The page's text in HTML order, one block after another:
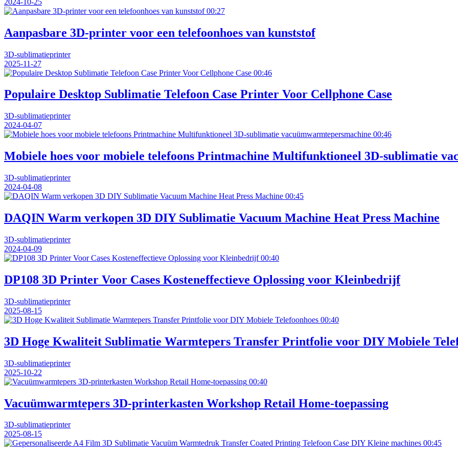
00:27
Aanpasbare 3D-printer voor een telefoonhoes van kunststof
3D-sublimatieprinter
2025-11-27
00:46
Populaire Desktop Sublimatie Telefoon Case Printer Voor Cellphone Case
3D-sublimatieprinter
2024-04-07
00:46
Mobiele hoes voor mobiele telefoons Printmachine Multifunktioneel 3D-sublimatie
3D-sublimatieprinter
2024-04-08
00:45
DAQIN Warm verkopen 3D DIY Sublimatie Vacuum Machine Heat Press Machine
3D-sublimatieprinter
2024-04-09
00:40
DP108 3D Printer Voor Cases Kosteneffectieve Oplossing voor Kleinbedrijf
3D-sublimatieprinter
2025-08-15
00:40
3D Hoge Kwaliteit Sublimatie Warmtepers Transfer Printfolie voor DIY Mobiele
3D-sublimatieprinter
2025-10-22
00:40
Vacuümwarmtepers 3D-printerkasten Workshop Retail Home-toepassing
3D-sublimatieprinter
2025-08-15
00:45